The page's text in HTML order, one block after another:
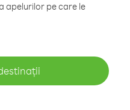
apelurilor pe care le